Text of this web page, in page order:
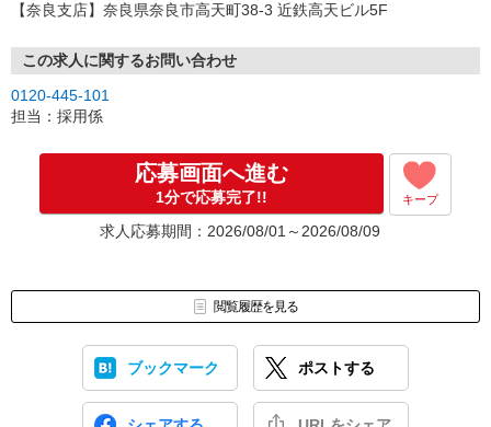
【奈良支店】奈良県奈良市高天町38-3 近鉄高天ビル5F
この求人に関するお問い合わせ
0120-445-101
担当：採用係
応募画面へ進む
1分で応募完了!! キープ
求人応募期間：2026/08/01～2026/08/09
閲覧履歴を見る
ブックマーク ポストする